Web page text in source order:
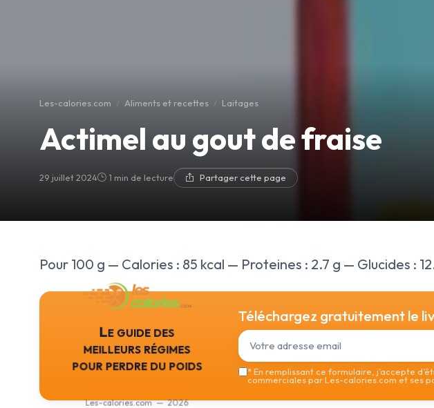
Les-calories.com Aliments et recettes Laitages
Actimel au gout de fraise
29 juillet 2024 1 min de lecture Partager cette page
Pour 100 g — Calories : 85 kcal — Proteines : 2.7 g — Glucides :
Le guide des
meilleurs régimes
pour perdre du poids
Les-calories.com — 2026
Téléchargez gratuitement le
*En remplissant ce formulaire, j’accepte
commerciales par Les-calories.com et ses